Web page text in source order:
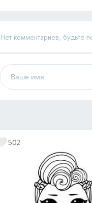
Нет комментариев, будьте
502